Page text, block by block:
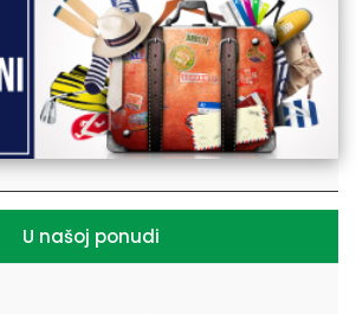
U našoj ponudi